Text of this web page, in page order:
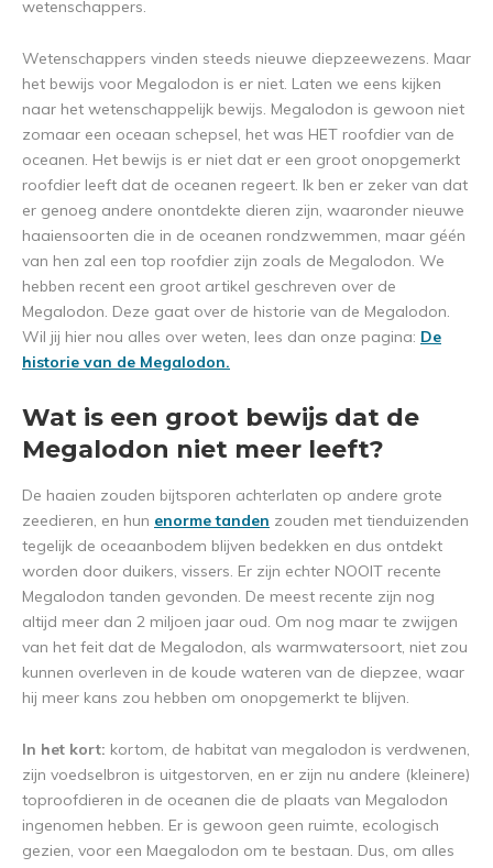
wetenschappers.
Wetenschappers vinden steeds nieuwe diepzeewezens. Maar
het bewijs voor Megalodon is er niet. Laten we eens kijken
naar het wetenschappelijk bewijs. Megalodon is gewoon niet
zomaar een oceaan schepsel, het was HET roofdier van de
oceanen. Het bewijs is er niet dat er een groot onopgemerkt
roofdier leeft dat de oceanen regeert. Ik ben er zeker van dat
er genoeg andere onontdekte dieren zijn, waaronder nieuwe
haaiensoorten die in de oceanen rondzwemmen, maar géén
van hen zal een top roofdier zijn zoals de Megalodon. We
hebben recent een groot artikel geschreven over de
Megalodon. Deze gaat over de historie van de Megalodon.
Wil jij hier nou alles over weten, lees dan onze pagina: De
historie van de Megalodon.
Wat is een groot bewijs dat de
Megalodon niet meer leeft?
De haaien zouden bijtsporen achterlaten op andere grote
zeedieren, en hun enorme tanden zouden met tienduizenden
tegelijk de oceaanbodem blijven bedekken en dus ontdekt
worden door duikers, vissers. Er zijn echter NOOIT recente
Megalodon tanden gevonden. De meest recente zijn nog
altijd meer dan 2 miljoen jaar oud. Om nog maar te zwijgen
van het feit dat de Megalodon, als warmwatersoort, niet zou
kunnen overleven in de koude wateren van de diepzee, waar
hij meer kans zou hebben om onopgemerkt te blijven.
In het kort: kortom, de habitat van megalodon is verdwenen,
zijn voedselbron is uitgestorven, en er zijn nu andere (kleinere)
toproofdieren in de oceanen die de plaats van Megalodon
ingenomen hebben. Er is gewoon geen ruimte, ecologisch
gezien, voor een Maegalodon om te bestaan. Dus, om alles